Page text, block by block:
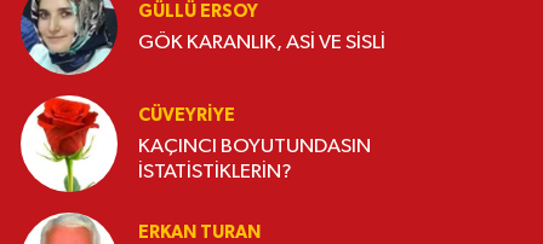
GÜLLÜ ERSOY
GÖK KARANLIK, ASİ VE SİSLİ
CÜVEYRIYE
KAÇINCI BOYUTUNDASIN
İSTATİSTİKLERİN?
ERKAN TURAN